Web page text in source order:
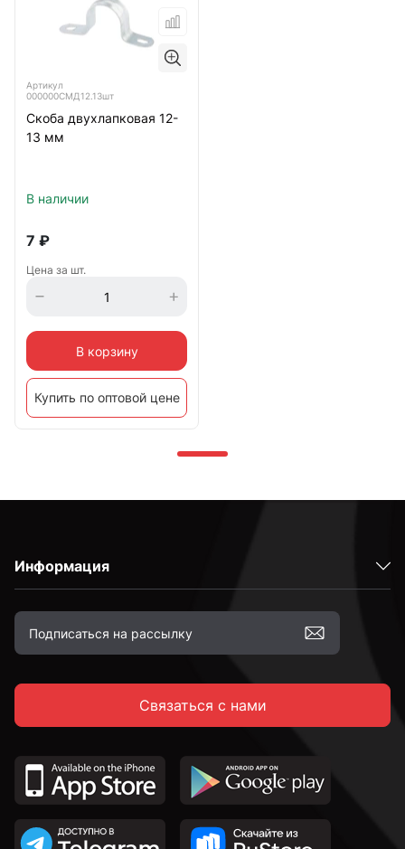
Артикул
000000СМД12.13шт
Скоба двухлапковая 12-
13 мм
В наличии
7 ₽
Цена за шт.
В корзину
Купить по оптовой цене
Информация
Связаться с нами